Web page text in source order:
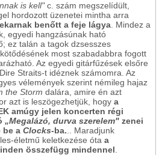
is kell"c. szám megszelídült,
hordozott üzenetei mintha arra
benőtt a feje lágya . Mindez a
egyedi hangzásúnak ható
ez talán a tagok dzsesszes
most szabadabbra fogott
Az egyedi gitárfűzések elsőre
Straits-t idéznek számomra. Az
vélemények szerint némileg hajaz
the Storm dalára, amire én azt
azt is leszögezhetjük, hogy a
amúgy jelen koncerten régi
„Megalázó, durva szerelem" zenei
be a Clocks-ba. .. Maradjunk
életmű keletkezése óta a
összefügg mindennel